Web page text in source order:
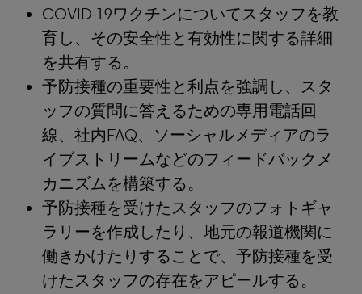
COVID-19ワクチンについてスタッフを教
育し、その安全性と有効性に関する詳細
を共有する。
予防接種の重要性と利点を強調し、スタ
ッフの質問に答えるための専用電話回
線、社内FAQ、ソーシャルメディアのラ
イブストリームなどのフィードバックメ
カニズムを構築する。
予防接種を受けたスタッフのフォトギャ
ラリーを作成したり、地元の報道機関に
働きかけたりすることで、予防接種を受
けたスタッフの存在をアピールする。